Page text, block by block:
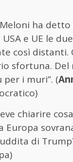
ha
e UE le
così distanti.
sfortuna. Del
i muri”. (
chiarire
Europa
di